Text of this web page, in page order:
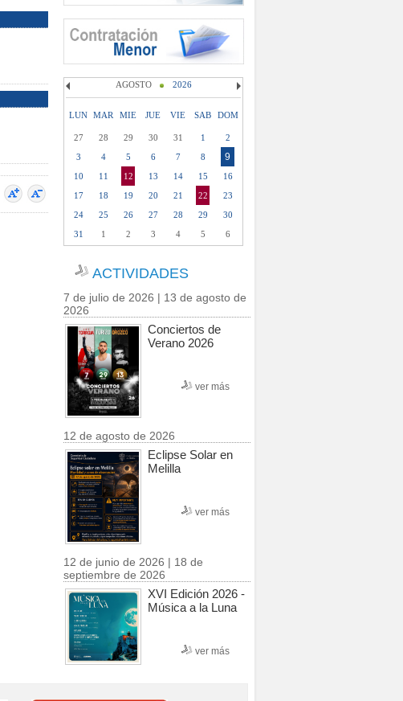
AGOSTO 2026
LUN MAR MIE JUE VIE SAB DOM
27 28 29 30 31 1
2
3
4 5 6 7 8 9
10 11 12 13 14 15
16
17
18 19 20 21 22
23
24
25 26 27 28 29
30
31
1 2 3 4 5 6
ACTIVIDADES
7 de julio de 2026 | 13 de agosto de
2026
Conciertos de
Verano 2026
ver más
12 de agosto de 2026
Eclipse Solar en
Melilla
ver más
12 de junio de 2026 | 18 de
septiembre de 2026
XVI Edición 2026 -
Música a la Luna
ver más